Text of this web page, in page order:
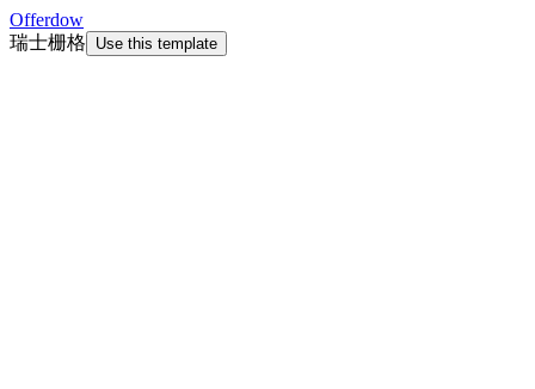
Offerdow
瑞士栅格
Use this template